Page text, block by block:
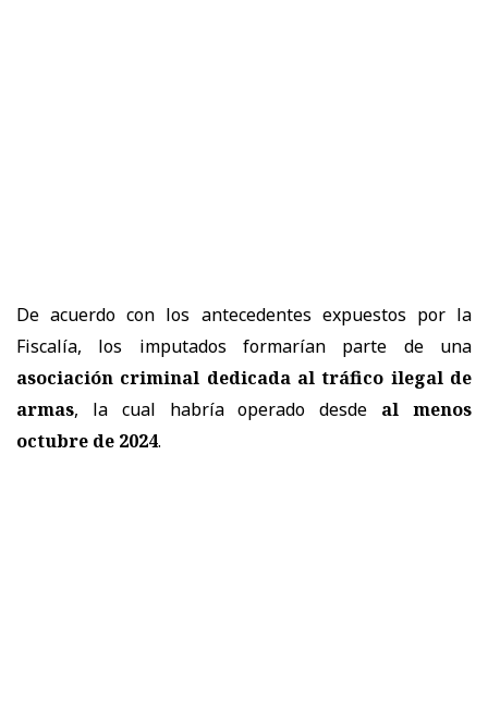
De acuerdo con los antecedentes expuestos por la
Fiscalía, los imputados formarían parte de una
asociación criminal dedicada al tráfico ilegal de
armas, la cual habría operado desde al menos
octubre de 2024.